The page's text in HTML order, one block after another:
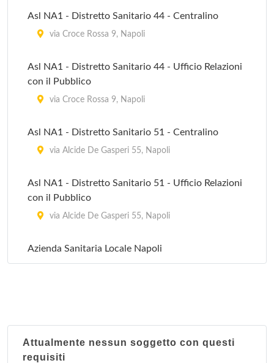
Asl NA1 - Distretto Sanitario 44 - Centralino
via Croce Rossa 9, Napoli
Asl NA1 - Distretto Sanitario 44 - Ufficio Relazioni
con il Pubblico
via Croce Rossa 9, Napoli
Asl NA1 - Distretto Sanitario 51 - Centralino
via Alcide De Gasperi 55, Napoli
Asl NA1 - Distretto Sanitario 51 - Ufficio Relazioni
con il Pubblico
via Alcide De Gasperi 55, Napoli
Azienda Sanitaria Locale Napoli
Attualmente nessun soggetto con questi
requisiti